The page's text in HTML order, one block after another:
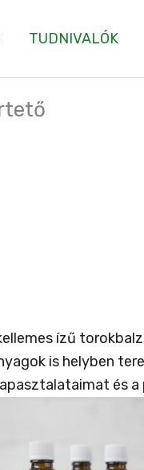
TUDNIVALÓK
ízű
is helyben
és